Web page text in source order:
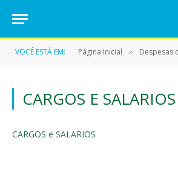
VOCÊ ESTÁ EM: Página Inicial » Despesas
CARGOS E SALARIOS
CARGOS e SALARIOS